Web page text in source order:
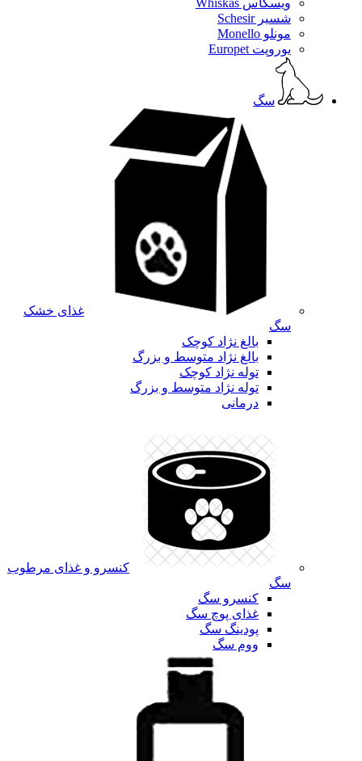
ویسکاس Whiskas
شسیر Schesir
مونلو Monello
یوروپت Europet
سگ
غذای خشک
سگ
بالغ نژاد کوچک
بالغ نژاد متوسط و بزرگ
توله نژاد کوچک
توله نژاد متوسط و بزرگ
درمانی
کنسرو و غذای مرطوب
سگ
کنسرو سگ
غذای پوچ سگ
پودینگ سگ
ووم سگ